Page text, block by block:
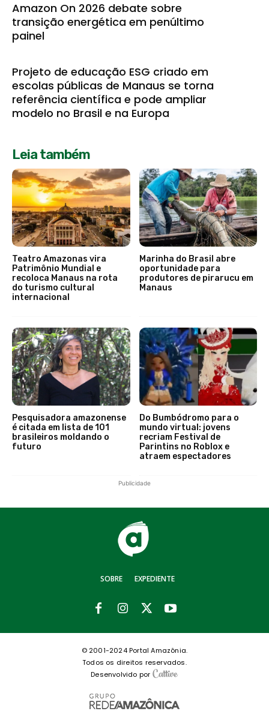
Amazon On 2026 debate sobre
transição energética em penúltimo
painel
Projeto de educação ESG criado em
escolas públicas de Manaus se torna
referência científica e pode ampliar
modelo no Brasil e na Europa
Leia também
Teatro Amazonas vira
Patrimônio Mundial e
recoloca Manaus na rota
do turismo cultural
internacional
Marinha do Brasil abre
oportunidade para
produtores de pirarucu em
Manaus
Pesquisadora amazonense
é citada em lista de 101
brasileiros moldando o
futuro
Do Bumbódromo para o
mundo virtual: jovens
recriam Festival de
Parintins no Roblox e
atraem espectadores
Publicidade
SOBRE EXPEDIENTE
© 2001-2024 Portal Amazônia.
Todos os direitos reservados.
Desenvolvido por